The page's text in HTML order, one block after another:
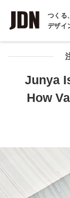
つくる
デザイ
インタビュー
Junya
How